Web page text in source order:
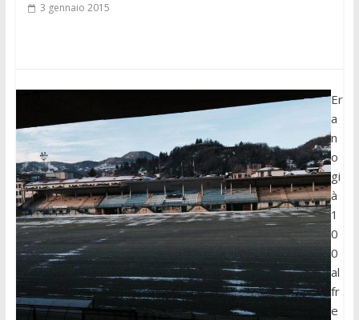
3 gennaio 2015
Er
a
n
o
gi
à
1
0
0
al
fr
e